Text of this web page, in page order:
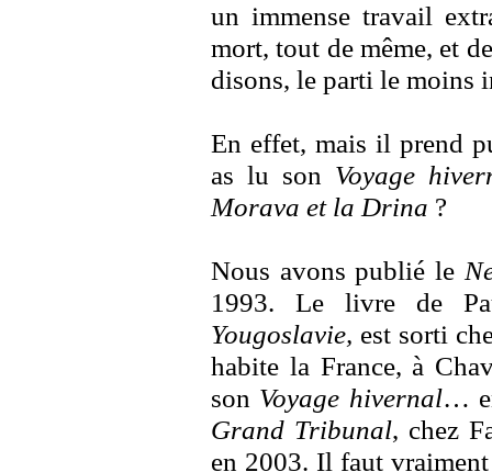
un immense travail
mort, tout de même, et
disons, le parti le moins
En effet, mais il prend
as lu son Voyage
Morava et la Drina ?
Nous avons publié le
1993. Le livre de
Yougoslavie, est sorti
habite la France, à
son Voyage hivernal…
Grand Tribunal, chez
en 2003. Il faut